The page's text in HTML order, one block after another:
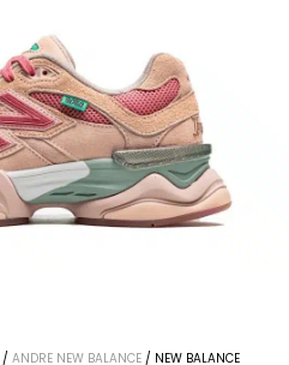
/ ANDRE NEW BALANCE / NEW BALANCE